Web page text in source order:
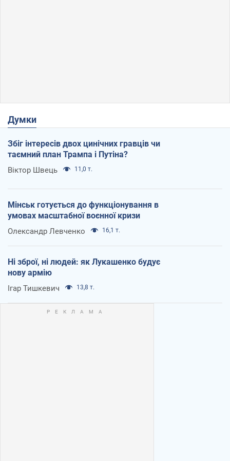
Думки
Збіг інтересів двох цинічних гравців чи
таємний план Трампа і Путіна?
Віктор Швець 11,0 т.
Мінськ готується до функціонування в
умовах масштабної воєнної кризи
Олександр Левченко 16,1 т.
Ні зброї, ні людей: як Лукашенко будує
нову армію
Ігар Тишкевич 13,8 т.